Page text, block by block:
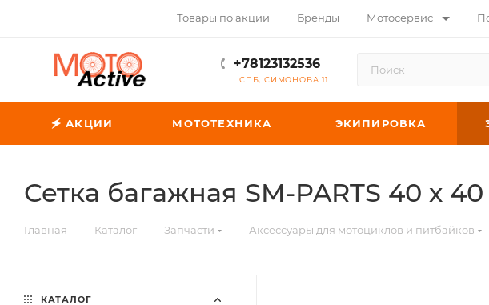
Товары по акции Бренды Мотосервис
+78123132536
СПБ, СИМОНОВА 11
🗲 АКЦИИ МОТОТЕХНИКА ЭКИПИРОВКА
Сетка багажная SM-PARTS 40 х
Главная — Каталог — Запчасти — Аксессуары для мотоциклов и питбайков
КАТАЛОГ